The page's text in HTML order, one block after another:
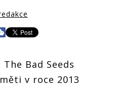
Bad Seeds
v roce 2013